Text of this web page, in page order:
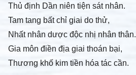
Thủ định Dần niên tiện sát nhân.
Tam tang bất chỉ giai do thử,
Nhất nhân dược độc nhị nhân thân.
Gia môn điền địa giai thoán bại,
Thương khố kim tiền hóa tác cần.